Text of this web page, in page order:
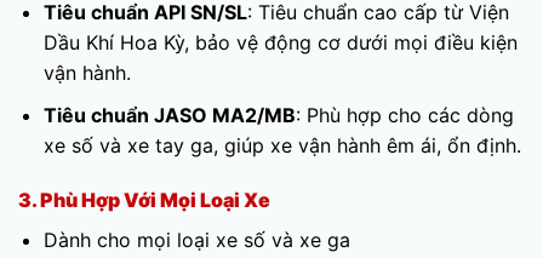
Tiêu chuẩn API SN/SL: Tiêu chuẩn cao cấp từ Viện
Dầu Khí Hoa Kỳ, bảo vệ động cơ dưới mọi điều kiện
vận hành.
Tiêu chuẩn JASO MA2/MB: Phù hợp cho các dòng
xe số và xe tay ga, giúp xe vận hành êm ái, ổn định.
3. Phù Hợp Với Mọi Loại Xe
Dành cho mọi loại xe số và xe ga